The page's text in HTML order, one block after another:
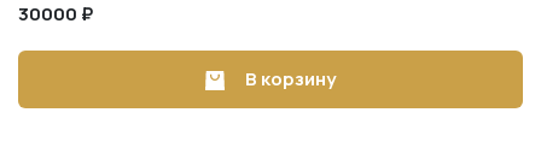
30000 ₽
В корзину